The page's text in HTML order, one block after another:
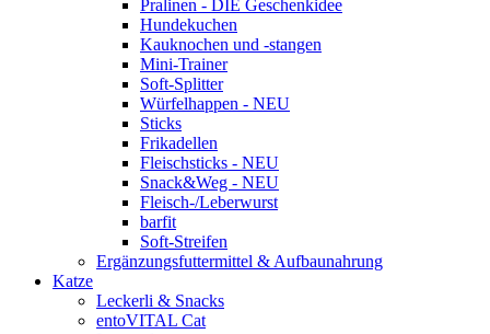
Pralinen - DIE Geschenkidee
Hundekuchen
Kauknochen und -stangen
Mini-Trainer
Soft-Splitter
Würfelhappen - NEU
Sticks
Frikadellen
Fleischsticks - NEU
Snack&Weg - NEU
Fleisch-/Leberwurst
barfit
Soft-Streifen
Ergänzungsfuttermittel & Aufbaunahrung
Katze
Leckerli & Snacks
entoVITAL Cat